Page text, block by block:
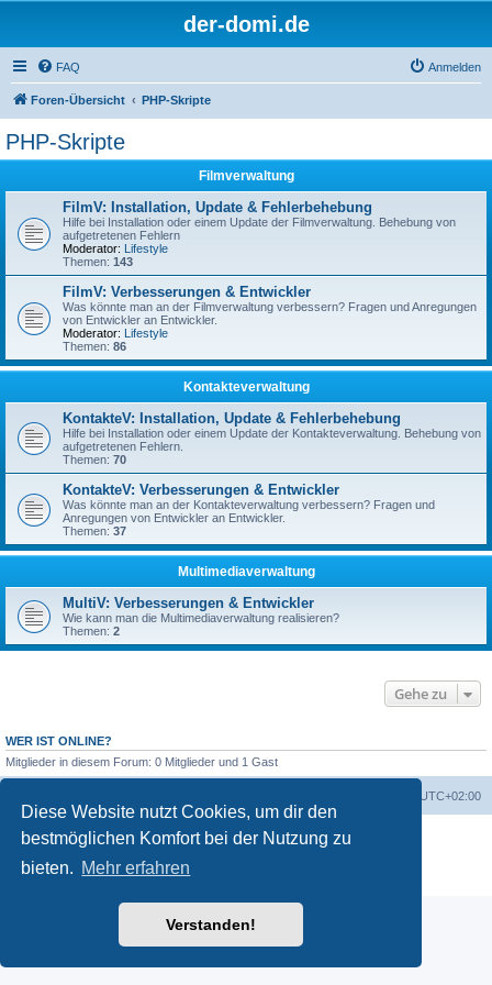
Diese Website nutzt Cookies, um dir den
bestmöglichen Komfort bei der Nutzung zu
bieten. Mehr erfahren
Verstanden!
der-domi.de
FAQ Anmelden
Foren-Übersicht PHP-Skripte
PHP-Skripte
Filmverwaltung
FilmV: Installation, Update & Fehlerbehebung
Hilfe bei Installation oder einem Update der Filmverwaltung. Behebung von
aufgetretenen Fehlern
Moderator: Lifestyle
Themen: 143
FilmV: Verbesserungen & Entwickler
Was könnte man an der Filmverwaltung verbessern? Fragen und Anregungen
von Entwickler an Entwickler.
Moderator: Lifestyle
Themen: 86
Kontakteverwaltung
KontakteV: Installation, Update & Fehlerbehebung
Hilfe bei Installation oder einem Update der Kontakteverwaltung. Behebung von
aufgetretenen Fehlern.
Themen: 70
KontakteV: Verbesserungen & Entwickler
Was könnte man an der Kontakteverwaltung verbessern? Fragen und
Anregungen von Entwickler an Entwickler.
Themen: 37
Multimediaverwaltung
MultiV: Verbesserungen & Entwickler
Wie kann man die Multimediaverwaltung realisieren?
Themen: 2
Gehe zu
WER IST ONLINE?
Mitglieder in diesem Forum: 0 Mitglieder und 1 Gast
UTC+02:00
Powered byphpBB ® Forum Software © phpBB Limited
Datenschutz